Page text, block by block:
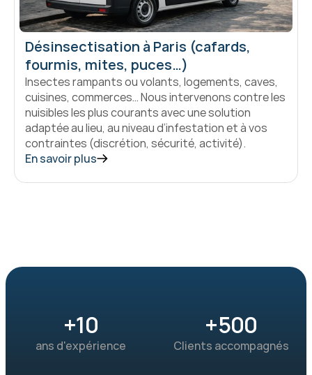
Désinsectisation à Paris (cafards,
fourmis, mites, puces…)
Insectes rampants ou volants, logements, caves,
cuisines, commerces… Nous intervenons contre les
nuisibles les plus courants avec une solution
adaptée au lieu, au niveau d’infestation et à vos
contraintes (discrétion, sécurité, activité).
En savoir plus
+10
ans d'expérience
+500
Clients accompagnés